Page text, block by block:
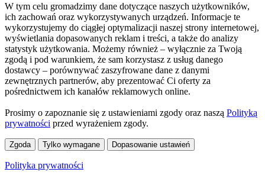
W tym celu gromadzimy dane dotyczące naszych użytkowników,
ich zachowań oraz wykorzystywanych urządzeń. Informacje te
wykorzystujemy do ciągłej optymalizacji naszej strony internetowej,
wyświetlania dopasowanych reklam i treści, a także do analizy
statystyk użytkowania. Możemy również – wyłącznie za Twoją
zgodą i pod warunkiem, że sam korzystasz z usług danego
dostawcy – porównywać zaszyfrowane dane z danymi
zewnętrznych partnerów, aby prezentować Ci oferty za
pośrednictwem ich kanałów reklamowych online.
Prosimy o zapoznanie się z ustawieniami zgody oraz naszą Polityką
prywatności przed wyrażeniem zgody.
Zgoda Tylko wymagane Dopasowanie ustawień
Polityka prywatności